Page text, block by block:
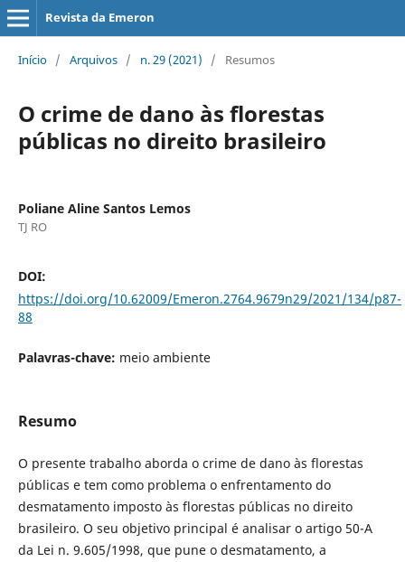
Revista da Emeron
Início / Arquivos / n. 29 (2021) / Resumos
O crime de dano às florestas
públicas no direito brasileiro
Poliane Aline Santos Lemos
TJ RO
DOI:
https://doi.org/10.62009/Emeron.2764.9679n29/2021/134/p87-
88
Palavras-chave: meio ambiente
Resumo
O presente trabalho aborda o crime de dano às florestas
públicas e tem como problema o enfrentamento do
desmatamento imposto às florestas públicas no direito
brasileiro. O seu objetivo principal é analisar o artigo 50-A
da Lei n. 9.605/1998, que pune o desmatamento, a